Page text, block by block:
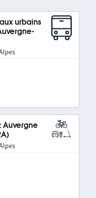
urbains
Auvergne